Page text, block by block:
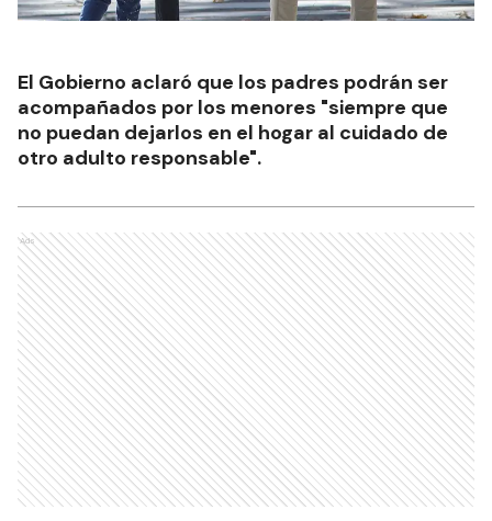
El Gobierno aclaró que los padres podrán ser
acompañados por los menores "siempre que
no puedan dejarlos en el hogar al cuidado de
otro adulto responsable".
Ads